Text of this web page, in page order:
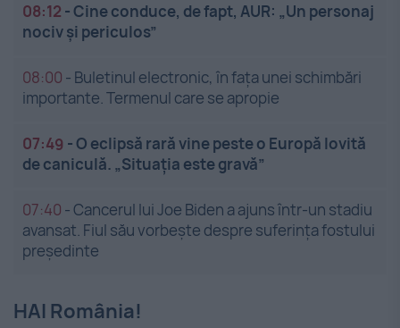
08:12 -Cine conduce, de fapt, AUR: „Un personaj
nociv și periculos”
08:00 - Buletinul electronic, în fața unei schimbări
importante. Termenul care se apropie
07:49 -O eclipsă rară vine peste o Europă lovită
de caniculă. „Situația este gravă”
07:40 -Cancerul lui Joe Biden a ajuns într-un stadiu
avansat. Fiul său vorbește despre suferința fostului
președinte
HAI România!